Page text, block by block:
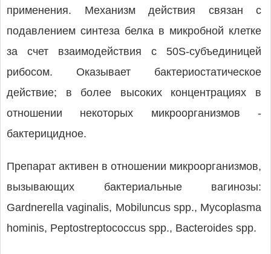
применения. Механизм действия связан с
подавлением синтеза белка в микробной клетке
за счет взаимодействия с 50S-субъединицей
рибосом. Оказывает бактериостатическое
действие; в более высоких концентрациях в
отношении некоторых микроорганизмов -
бактерицидное.
Препарат активен в отношении микроорганизмов,
вызывающих бактериальные вагинозы:
Gardnerella vaginalis, Mobiluncus spp., Mycoplasma
hominis, Peptostreptococcus spp., Bacteroides spp.